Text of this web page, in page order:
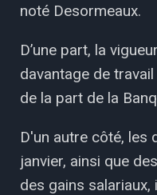
noté Desormeaux.
D’une part, la
davantage de
de la part de la
D'un autre côté, les
janvier, ainsi que
des gains salariaux,